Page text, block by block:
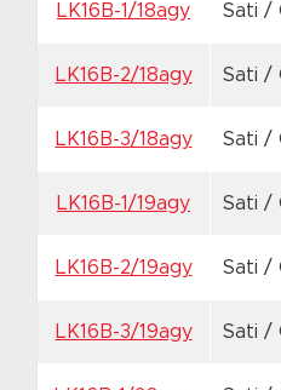
LK16B-1/18agy Sati /
LK16B-2/18agy Sati /
LK16B-3/18agy Sati /
LK16B-1/19agy Sati /
LK16B-2/19agy Sati /
LK16B-3/19agy Sati /